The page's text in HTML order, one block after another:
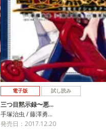
電子版 試し読み
三つ目黙示録〜悪…
手塚治虫 / 藤澤勇…
発売日：2017.12.20